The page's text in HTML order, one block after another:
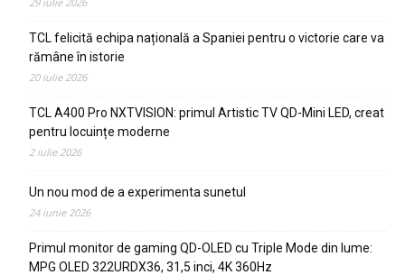
TCL felicită echipa națională a Spaniei pentru o victorie care va
rămâne în istorie
20 iulie 2026
TCL A400 Pro NXTVISION: primul Artistic TV QD-Mini LED, creat
pentru locuințe moderne
2 iulie 2026
Un nou mod de a experimenta sunetul
24 iunie 2026
Primul monitor de gaming QD-OLED cu Triple Mode din lume:
MPG OLED 322URDX36, 31,5 inci, 4K 360Hz